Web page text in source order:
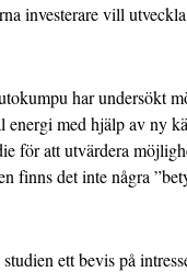
investerare vill
har undersökt
med hjälp av ny
för att utvärdera
finns det inte några
ett bevis på